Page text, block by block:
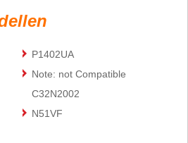
P1402UA
Note: not Compatible
C32N2002
N51VF